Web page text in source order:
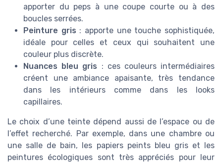
apporter du peps à une coupe courte ou à des
boucles serrées.
Peinture gris : apporte une touche sophistiquée,
idéale pour celles et ceux qui souhaitent une
couleur plus discrète.
Nuances bleu gris : ces couleurs intermédiaires
créent une ambiance apaisante, très tendance
dans les intérieurs comme dans les looks
capillaires.
Le choix d’une teinte dépend aussi de l’espace ou de
l’effet recherché. Par exemple, dans une chambre ou
une salle de bain, les papiers peints bleu gris et les
peintures écologiques sont très appréciés pour leur